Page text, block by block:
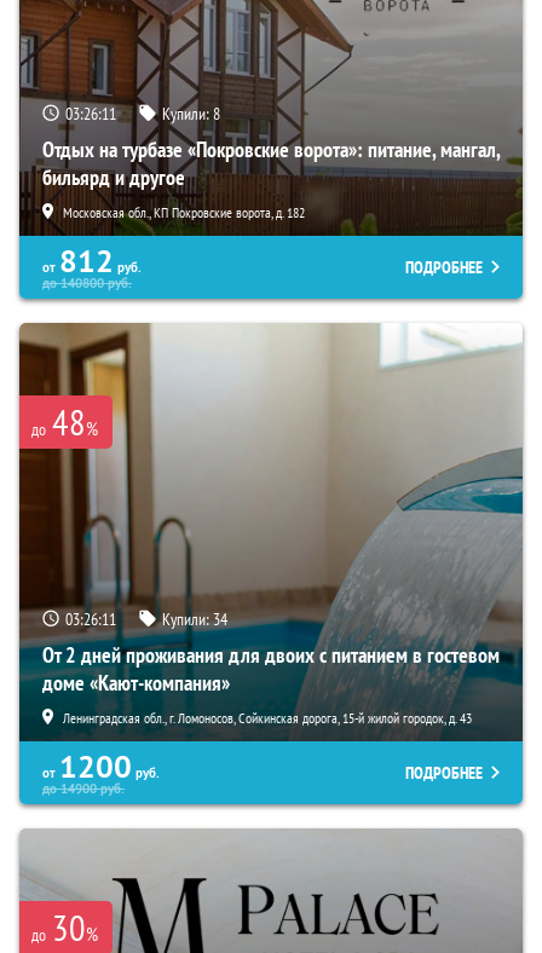
03:26:10 Купили:8
Отдых на турбазе «Покровские ворота»: питание, мангал,
бильярд и другое
Московская обл., КП Покровские ворота, д. 182
от 812 руб.
до140800руб.
ПОДРОБНЕЕ
до 48%
03:26:10 Купили:34
От 2 дней проживания для двоих с питанием в гостевом
доме «Кают-компания»
Ленинградская обл., г. Ломоносов, Сойкинская дорога, 15-й жилой городок, д. 43
от 1200 руб.
до14900руб.
ПОДРОБНЕЕ
до 30%